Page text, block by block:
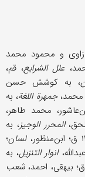
و محمود محمد
علل الشرایع، قم،
، به کوشش حسن
جمهرة اللغة، به
المحرر الوجیز، به
لسان؛
انوار التنزیل، به
شعب